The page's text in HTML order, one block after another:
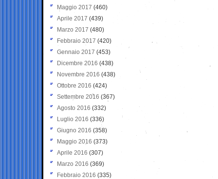
Maggio 2017 (460)
Aprile 2017 (439)
Marzo 2017 (480)
Febbraio 2017 (420)
Gennaio 2017 (453)
Dicembre 2016 (438)
Novembre 2016 (438)
Ottobre 2016 (424)
Settembre 2016 (367)
Agosto 2016 (332)
Luglio 2016 (336)
Giugno 2016 (358)
Maggio 2016 (373)
Aprile 2016 (307)
Marzo 2016 (369)
Febbraio 2016 (335)